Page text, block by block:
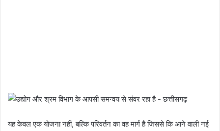
यह केवल एक योजना नहीं, बल्कि परिवर्तन का वह मार्ग है जिससे कि आने वाली नई